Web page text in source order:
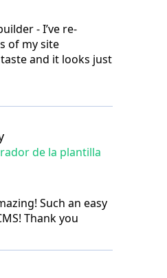
- I’ve re-
of my site
and it looks just
de la plantilla
Such an easy
Thank you